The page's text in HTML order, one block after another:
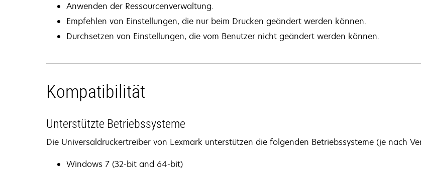
Anwenden der Ressourcenverwaltung.
Empfehlen von Einstellungen, die nur beim Drucken geändert werden können.
Durchsetzen von Einstellungen, die vom Benutzer nicht geändert werden können.
Kompatibilität
Unterstützte Betriebssysteme
Die Universaldruckertreiber von Lexmark unterstützen die folgenden Betriebssysteme (je nach
Windows 7 (32-bit and 64-bit)